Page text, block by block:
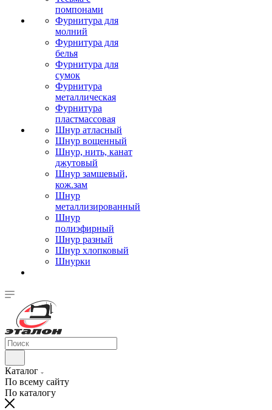
помпонами
Фурнитура для
молний
Фурнитура для
белья
Фурнитура для
сумок
Фурнитура
металлическая
Фурнитура
пластмассовая
Шнур атласный
Шнур вощенный
Шнур, нить, канат
джутовый
Шнур замшевый,
кож.зам
Шнур
металлизированный
Шнур
полиэфирный
Шнур разный
Шнур хлопковый
Шнурки
Каталог
По всему сайту
По каталогу